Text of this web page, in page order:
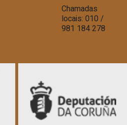
Chamadas
locais: 010 /
981 184 278